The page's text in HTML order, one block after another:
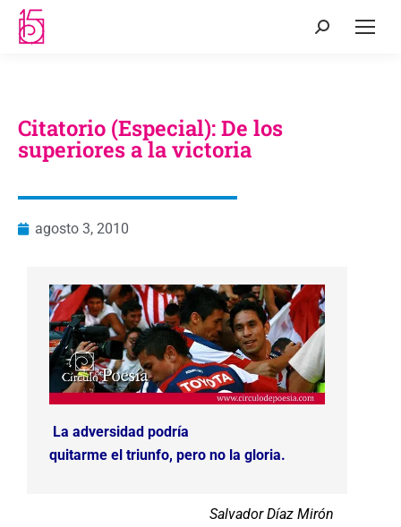
Citatorio (Especial): De los
superiores a la victoria
agosto 3, 2010
La adversidad podría
quitarme el triunfo, pero no la gloria.
Salvador Díaz Mirón